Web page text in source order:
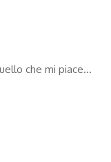
che mi piace…